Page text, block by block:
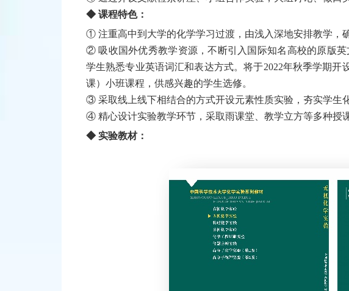
◆ 课程特色：
① 注重高中到大学的化学学习过渡，由浅入深地安排教学，
② 吸收国外优秀教学资源，不断引入国际知名高校的原版
学生熟悉专业英语词汇和表达方式。将于2022年秋季学期开
课）小班课程，供感兴趣的学生选修。
③ 采取线上线下相结合的方式开设元素性质实验，夯实学生
④ 精心设计实验教学环节，采取雨课堂、教学立方等多种授
◆ 实验教材：